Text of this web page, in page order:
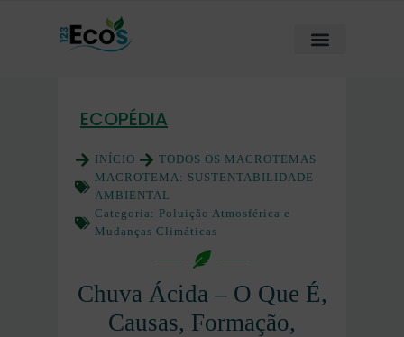
ECOPÉDIA
INÍCIO
TODOS OS MACROTEMAS
MACROTEMA: SUSTENTABILIDADE
AMBIENTAL
Categoria: Poluição Atmosférica e
Mudanças Climáticas
Chuva Ácida – O Que É,
Causas, Formação,